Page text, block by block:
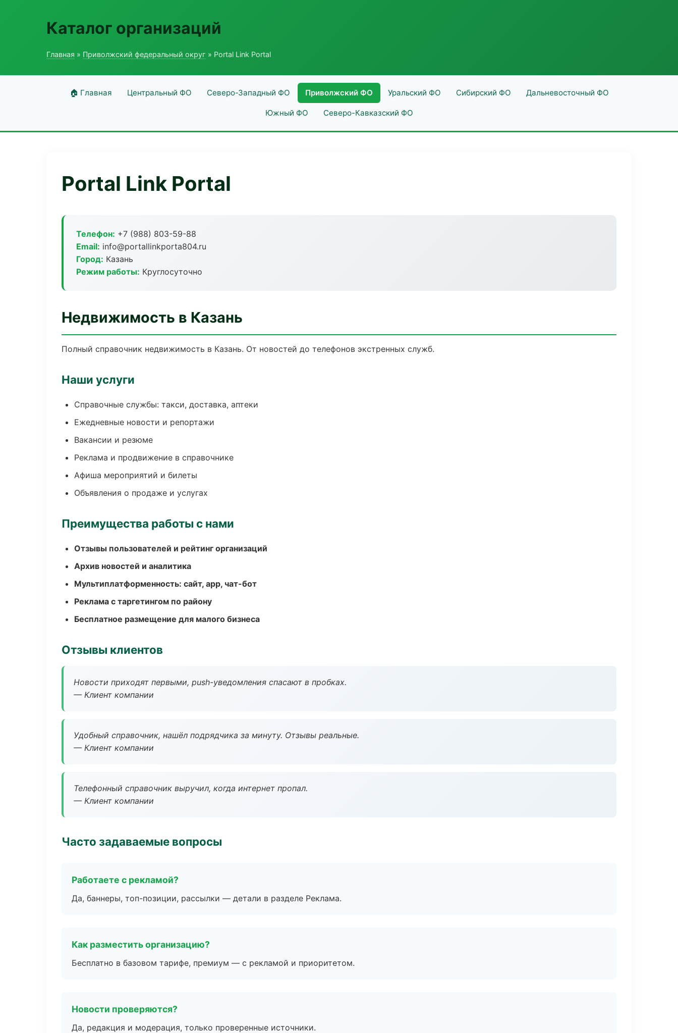
Каталог организаций
Главная » Приволжский федеральный округ » Portal Link Portal
🏠 Главная Центральный ФО Северо-Западный ФО Приволжский ФО Уральский ФО Сибирский ФО Дальневосточный ФО
Южный ФО Северо-Кавказский ФО
Portal Link Portal
Телефон: +7 (988) 803-59-88
Email: info@portallinkporta804.ru
Город: Казань
Режим работы: Круглосуточно
Недвижимость в Казань
Полный справочник недвижимость в Казань. От новостей до телефонов экстренных служб.
Наши услуги
Справочные службы: такси, доставка, аптеки
Ежедневные новости и репортажи
Вакансии и резюме
Реклама и продвижение в справочнике
Афиша мероприятий и билеты
Объявления о продаже и услугах
Преимущества работы с нами
Отзывы пользователей и рейтинг организаций
Архив новостей и аналитика
Мультиплатформенность: сайт, app, чат-бот
Реклама с таргетингом по району
Бесплатное размещение для малого бизнеса
Отзывы клиентов
Новости приходят первыми, push-уведомления спасают в пробках.
— Клиент компании
Удобный справочник, нашёл подрядчика за минуту. Отзывы реальные.
— Клиент компании
Телефонный справочник выручил, когда интернет пропал.
— Клиент компании
Часто задаваемые вопросы
Работаете с рекламой?
Да, баннеры, топ-позиции, рассылки — детали в разделе Реклама.
Как разместить организацию?
Бесплатно в базовом тарифе, премиум — с рекламой и приоритетом.
Новости проверяются?
Да, редакция и модерация, только проверенные источники.